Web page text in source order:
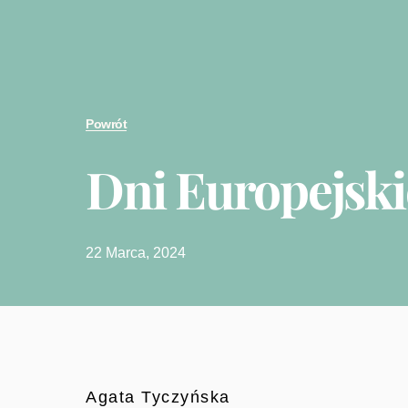
Powrót
Dni
22 Marca, 2024
Agata Tyczyńska